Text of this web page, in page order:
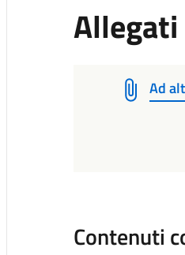
Allegati
Ad
Contenuti